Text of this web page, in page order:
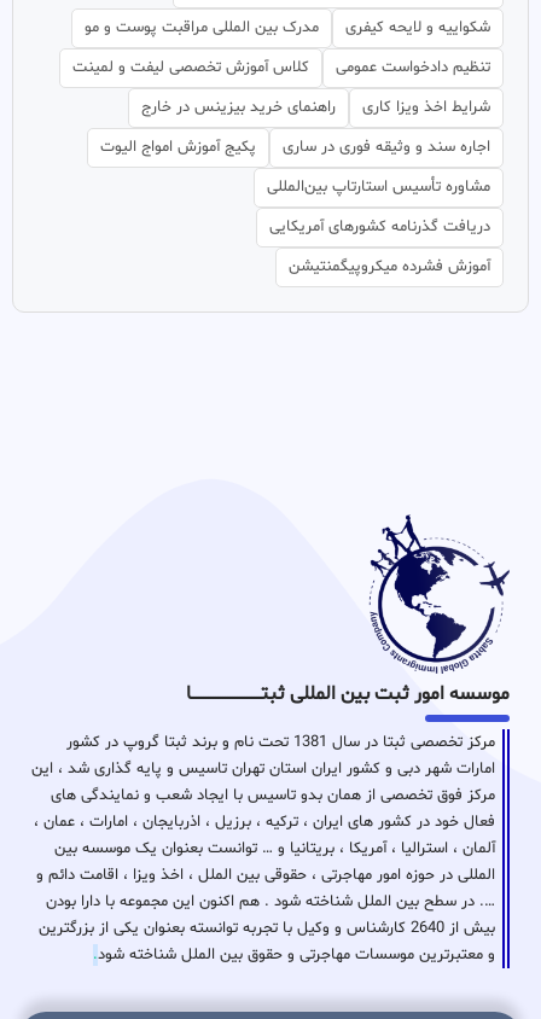
شکواییه و لایحه کیفری
مدرک بین المللی مراقبت پوست و مو
تنظیم دادخواست عمومی
کلاس آموزش تخصصی لیفت و لمینت
شرایط اخذ ویزا کاری
راهنمای خرید بیزینس در خارج
اجاره سند و وثیقه فوری در ساری
پکیج آموزش امواج الیوت
مشاوره تأسیس استارتاپ بین‌المللی
دریافت گذرنامه کشورهای آمریکایی
آموزش فشرده میکروپیگمنتیشن
موسسه امور ثبت بین المللی ثبتـــــــــــــــــــــــــــــا
مرکز تخصصی ثبتا در سال 1381 تحت نام و برند ثبتا گروپ در کشور
امارات شهر دبی و کشور ایران استان تهران تاسیس و پایه گذاری شد ، این
مرکز فوق تخصصی از همان بدو تاسیس با ایجاد شعب و نمایندگی های
فعال خود در کشور های ایران ، ترکیه ، برزیل ، اذربایجان ، امارات ، عمان ،
آلمان ، استرالیا ، آمریکا ، بریتانیا و … توانست بعنوان یک موسسه بین
المللی در حوزه امور مهاجرتی ، حقوقی بین الملل ، اخذ ویزا ، اقامت دائم و
…. در سطح بین الملل شناخته شود . هم اکنون این مجموعه با دارا بودن
بیش از 2640 کارشناس و وکیل با تجربه توانسته بعنوان یکی از بزرگترین
و معتبرترین موسسات مهاجرتی و حقوق بین الملل شناخته شود.